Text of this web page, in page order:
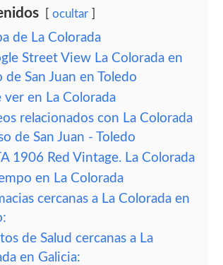
ocultar
de La Colorada
Street View La Colorada en
de San Juan en Toledo
ver en La Colorada
relacionados con La Colorada
de San Juan - Toledo
1906 Red Vintage. La Colorada
en La Colorada
cercanas a La Colorada en
de Salud cercanas a La
en Galicia: